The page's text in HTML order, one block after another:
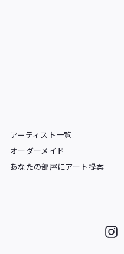
アーティスト一覧
オーダーメイド
あなたの部屋にアート提案